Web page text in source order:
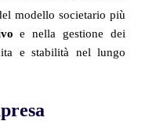
modello societario più
e nella gestione dei
e stabilità nel lungo